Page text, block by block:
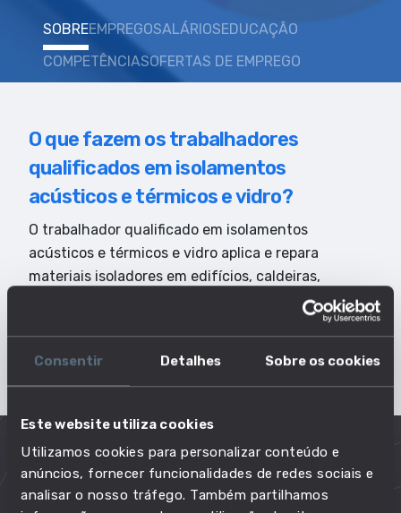
Consentir Detalhes Sobre os cookies
Este website utiliza cookies
Utilizamos cookies para personalizar conteúdo e
anúncios, fornecer funcionalidades de redes sociais e
analisar o nosso tráfego. Também partilhamos
SOBREEMPREGOSALÁRIOSEDUCAÇÃO
COMPETÊNCIASOFERTAS DE EMPREGO
O que fazem os trabalhadores
qualificados em isolamentos
acústicos e térmicos e vidro?
O trabalhador qualificado em isolamentos
acústicos e térmicos e vidro aplica e repara
materiais isoladores em edifícios, caldeiras,
tubagens e condutas de ar condicionado e mede,
Principais tarefas no dia-a-dia desta
profissão